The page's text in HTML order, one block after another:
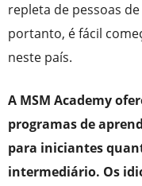
repleta de pessoas
portanto, é fácil
neste país.
A MSM Academy
programas de
para iniciantes
intermediário. Os